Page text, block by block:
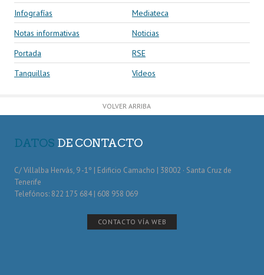
Infografías
Mediateca
Notas informativas
Noticias
Portada
RSE
Tanquillas
Vídeos
VOLVER ARRIBA
DATOS DE CONTACTO
C/ Villalba Hervás, 9 -1º | Edificio Camacho | 38002 · Santa Cruz de
Tenerife
Telefónos: 822 175 684 | 608 958 069
CONTACTO VÍA WEB